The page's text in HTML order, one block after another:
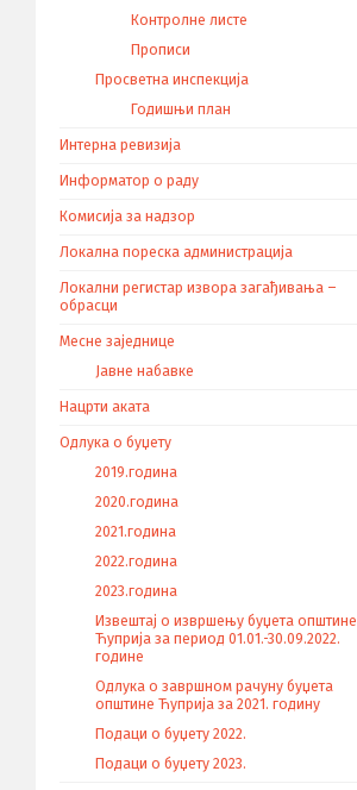
Контролне листе
Прописи
Просветна инспекција
Годишњи план
Интерна ревизија
Информатор о раду
Комисија за надзор
Локална пореска администрација
Локални регистар извора загађивања –
обрасци
Месне заједнице
Јавне набавке
Нацрти аката
Одлука о буџету
2019.година
2020.година
2021.година
2022.година
2023.година
Извештај о извршењу буџета општине
Ћуприја за период 01.01.-30.09.2022.
године
Одлука о завршном рачуну буџета
општине Ћуприја за 2021. годину
Подаци о буџету 2022.
Подаци о буџету 2023.